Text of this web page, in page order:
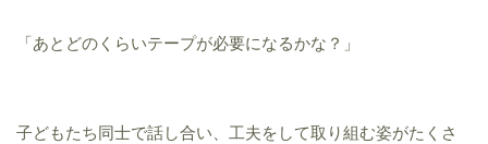
「あとどのくらいテープが必要になるかな？」
子どもたち同士で話し合い、工夫をして取り組む姿がたくさ